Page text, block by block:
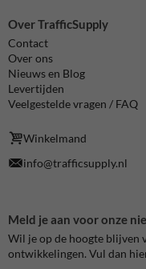
Over TrafficSupply
Contact
Over ons
Nieuws en Blog
Levertijden
Veelgestelde vragen / FAQ
Winkelmand
info@trafficsupply.nl
Meld je aan voor onze
Wil je op de hoogte blijven
ontwikkelingen. Vul dan